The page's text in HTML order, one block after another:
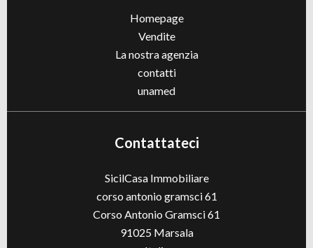
Homepage
Vendite
La nostra agenzia
contatti
unamed
Contattateci
SicilCasa Immobiliare
corso antonio gramsci 61
Corso Antonio Gramsci 61
91025Marsala